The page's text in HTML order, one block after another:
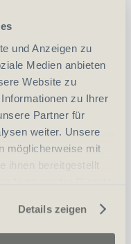
und Anzeigen zu
Medien anbieten
Website zu
zu Ihrer
Partner für
weiter. Unsere
möglicherweise mit
ihnen bereitgestellt
Details zeigen